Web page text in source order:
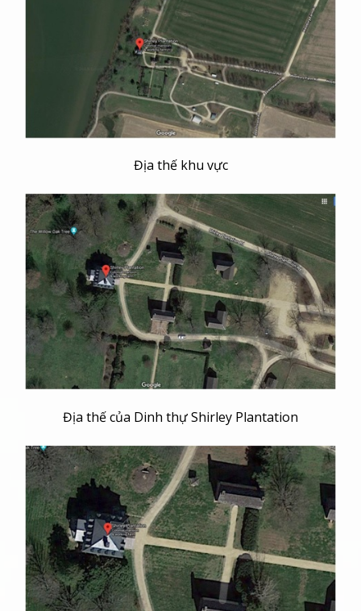
Địa thế khu vực
Địa thế của Dinh thự Shirley Plantation